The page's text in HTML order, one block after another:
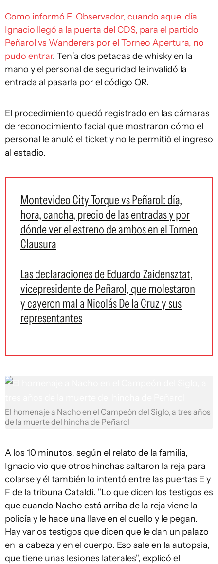
Como informó El Observador, cuando aquel día
Ignacio llegó a la puerta del CDS, para el partido
Peñarol vs Wanderers por el Torneo Apertura, no
pudo entrar. Tenía dos petacas de whisky en la
mano y el personal de seguridad le invalidó la
entrada al pasarla por el código QR.
El procedimiento quedó registrado en las cámaras
de reconocimiento facial que mostraron cómo el
personal le anuló el ticket y no le permitió el ingreso
al estadio.
Montevideo City Torque vs Peñarol: día,
hora, cancha, precio de las entradas y por
dónde ver el estreno de ambos en el Torneo
Clausura
Las declaraciones de Eduardo Zaidensztat,
vicepresidente de Peñarol, que molestaron
y cayeron mal a Nicolás De la Cruz y sus
representantes
El homenaje a Nacho en el Campeón del Siglo, a tres años
de la muerte del hincha de Peñarol
A los 10 minutos, según el relato de la familia,
Ignacio vio que otros hinchas saltaron la reja para
colarse y él también lo intentó entre las puertas E y
F de la tribuna Cataldi. "Lo que dicen los testigos es
que cuando Nacho está arriba de la reja viene la
policía y le hace una llave en el cuello y le pegan.
Hay varios testigos que dicen que le dan un palazo
en la cabeza y en el cuerpo. Eso sale en la autopsia,
que tiene unas lesiones laterales", explicó el